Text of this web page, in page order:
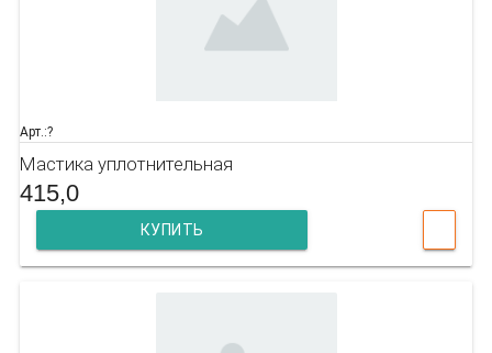
Арт.:?
Мастика уплотнительная
415,0
КУПИТЬ